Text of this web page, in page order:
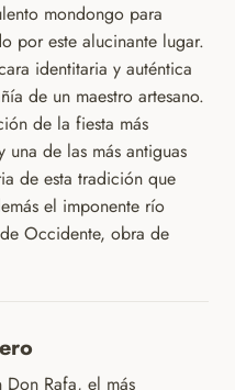
mondongo para
por este alucinante lugar.
identitaria y auténtica
de un maestro artesano.
de la fiesta más
de las más antiguas
de esta tradición que
el imponente río
Occidente, obra de
Don Rafa, el más